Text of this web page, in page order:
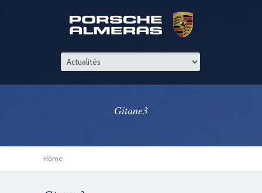
Gitane3
Home